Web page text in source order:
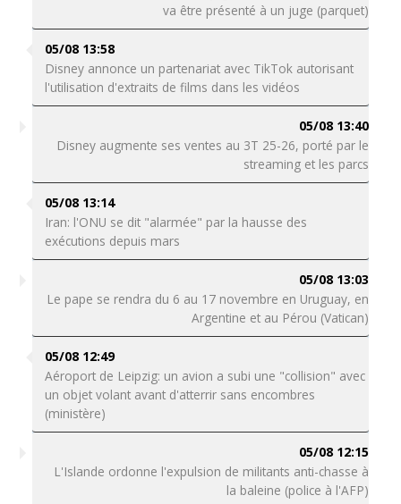
va être présenté à un juge (parquet)
05/08 13:58
Disney annonce un partenariat avec TikTok autorisant
l'utilisation d'extraits de films dans les vidéos
05/08 13:40
Disney augmente ses ventes au 3T 25-26, porté par le
streaming et les parcs
05/08 13:14
Iran: l'ONU se dit "alarmée" par la hausse des
exécutions depuis mars
05/08 13:03
Le pape se rendra du 6 au 17 novembre en Uruguay, en
Argentine et au Pérou (Vatican)
05/08 12:49
Aéroport de Leipzig: un avion a subi une "collision" avec
un objet volant avant d'atterrir sans encombres
(ministère)
05/08 12:15
L'Islande ordonne l'expulsion de militants anti-chasse à
la baleine (police à l'AFP)